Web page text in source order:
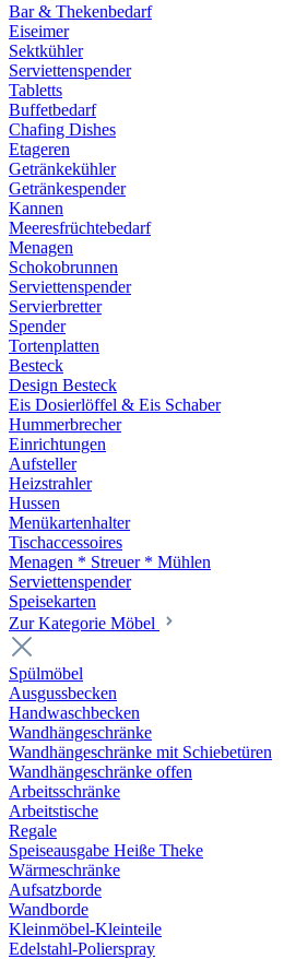
Bar & Thekenbedarf
Eiseimer
Sektkühler
Serviettenspender
Tabletts
Buffetbedarf
Chafing Dishes
Etageren
Getränkekühler
Getränkespender
Kannen
Meeresfrüchtebedarf
Menagen
Schokobrunnen
Serviettenspender
Servierbretter
Spender
Tortenplatten
Besteck
Design Besteck
Eis Dosierlöffel & Eis Schaber
Hummerbrecher
Einrichtungen
Aufsteller
Heizstrahler
Hussen
Menükartenhalter
Tischaccessoires
Menagen * Streuer * Mühlen
Serviettenspender
Speisekarten
Zur Kategorie Möbel
Spülmöbel
Ausgussbecken
Handwaschbecken
Wandhängeschränke
Wandhängeschränke mit Schiebetüren
Wandhängeschränke offen
Arbeitsschränke
Arbeitstische
Regale
Speiseausgabe Heiße Theke
Wärmeschränke
Aufsatzborde
Wandborde
Kleinmöbel-Kleinteile
Edelstahl-Polierspray